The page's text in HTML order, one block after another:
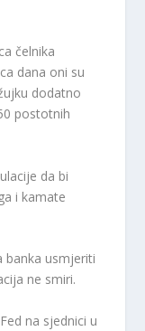
čelnika
dana oni su
dodatno
postotnih
da bi
i kamate
banka usmjeriti
ne smiri.
na sjednici u